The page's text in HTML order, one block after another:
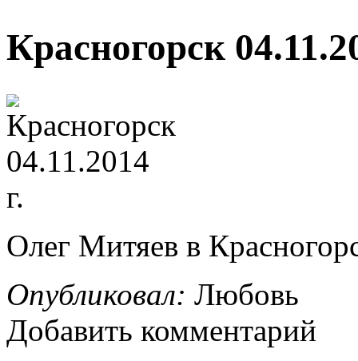
Красногорск
Олег Митяев в
Опубликовал: Любовь
Добавить комментарий